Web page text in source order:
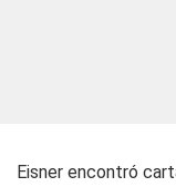
Eisner encontró